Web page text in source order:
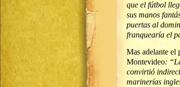
que el fútbol
sus manos
puertas al
franquearía el
Mas adelante el
Montevideo:
convirtió
marinerías